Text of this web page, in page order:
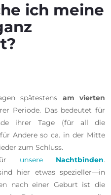
ich meine
spätestens am vierten
Periode. Das bedeutet für
ihrer Tage (für all die
Andere so ca. in der Mitte
zum Schluss.
unsere Nachtbinden.
hier etwas spezieller—in
nach einer Geburt ist die